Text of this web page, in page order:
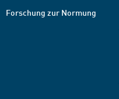
Forschung zur Normung